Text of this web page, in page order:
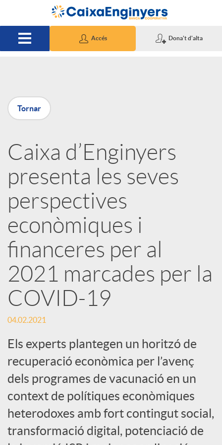
Salta al contingut principal
Accés Dona't d'alta
P
u
b
l
i
c
a
d
o
r
d
Tornar
Caixa d’Enginyers
presenta les seves
perspectives
econòmiques i
financeres per al
2021 marcades per la
COVID-19
04.02.2021
Els experts plantegen un horitzó de
recuperació econòmica per l’avenç
dels programes de vacunació en un
context de polítiques econòmiques
heterodoxes amb fort contingut social,
transformació digital, potenciació de